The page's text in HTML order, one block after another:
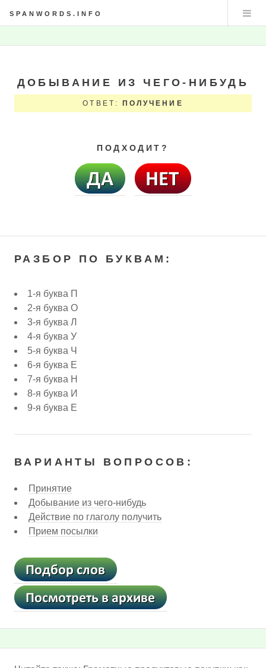
SPANWORDS.INFO
ДОБЫВАНИЕ ИЗ ЧЕГО-НИБУДЬ
ОТВЕТ: ПОЛУЧЕНИЕ
ПОДХОДИТ?
РАЗБОР ПО БУКВАМ:
1-я буква П
2-я буква О
3-я буква Л
4-я буква У
5-я буква Ч
6-я буква Е
7-я буква Н
8-я буква И
9-я буква Е
ВАРИАНТЫ ВОПРОСОВ:
Принятие
Добывание из чего-нибудь
Действие по глаголу получить
Прием посылки